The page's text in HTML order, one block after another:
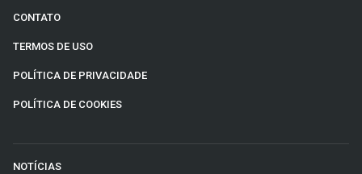
CONTATO
TERMOS DE USO
POLÍTICA DE PRIVACIDADE
POLÍTICA DE COOKIES
NOTÍCIAS